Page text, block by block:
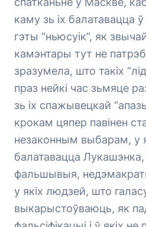
каму зь іх балатавацца
гэты “ньюсуік”, як
камэнтары тут не
зразумела, што такіх
праз нейкі час зьмяце
зь іх спажывецкай
крокам цяпер павінен
незаконным выбарам, у
балатавацца Лукашэнка,
фальшывыя,
у якіх людзей, што
выкарыстоўваюць, як